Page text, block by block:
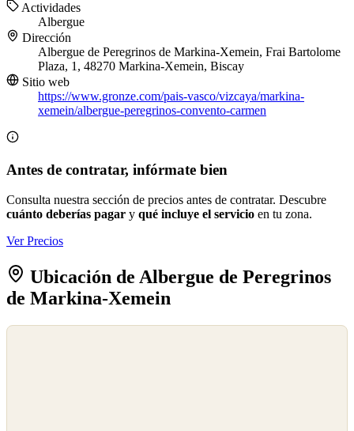
Actividades
Albergue
Dirección
Albergue de Peregrinos de Markina-Xemein, Frai Bartolome
Plaza, 1, 48270 Markina-Xemein, Biscay
Sitio web
https://www.gronze.com/pais-vasco/vizcaya/markina-
xemein/albergue-peregrinos-convento-carmen
Antes de contratar, infórmate bien
Consulta nuestra sección de precios antes de contratar. Descubre
cuánto deberías pagar y qué incluye el servicio en tu zona.
Ver Precios
Ubicación de Albergue de Peregrinos
de Markina-Xemein